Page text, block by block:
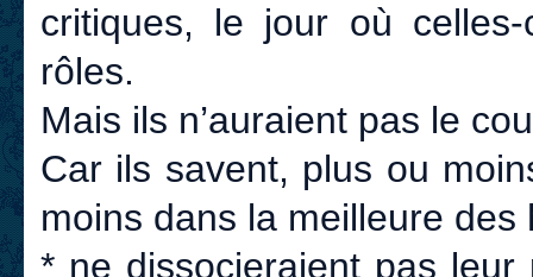
critiques, le jour où
rôles.
Mais ils n’auraient pas le
Car ils savent, plus ou
moins dans la meilleure des
* ne dissocieraient pas